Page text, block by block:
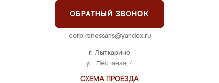
г. Лыткарино
ул. Песчаная, 4
СХЕМА ПРОЕЗДА
ОБРАТНЫЙ ЗВОНОК
corp-renessans@yandex.ru